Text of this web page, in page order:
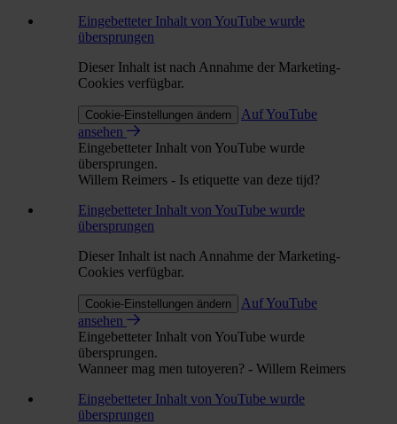
Eingebetteter Inhalt von YouTube wurde
übersprungen
Dieser Inhalt ist nach Annahme der Marketing-
Cookies verfügbar.
Cookie-Einstellungen ändern
Auf YouTube
ansehen
Eingebetteter Inhalt von YouTube wurde
übersprungen.
Willem Reimers - Is etiquette van deze tijd?
Eingebetteter Inhalt von YouTube wurde
übersprungen
Dieser Inhalt ist nach Annahme der Marketing-
Cookies verfügbar.
Cookie-Einstellungen ändern
Auf YouTube
ansehen
Eingebetteter Inhalt von YouTube wurde
übersprungen.
Wanneer mag men tutoyeren? - Willem Reimers
Eingebetteter Inhalt von YouTube wurde
übersprungen